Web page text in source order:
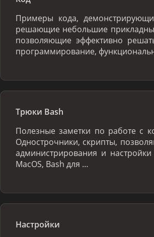
Примеры кода,
решающие небольшие
позволяющие эффективно
программирование,
Трюки Bash
Полезные заметки по работе с
Однострочники, скрипты,
администрирования и
MacOS, Bash для …
Настройки